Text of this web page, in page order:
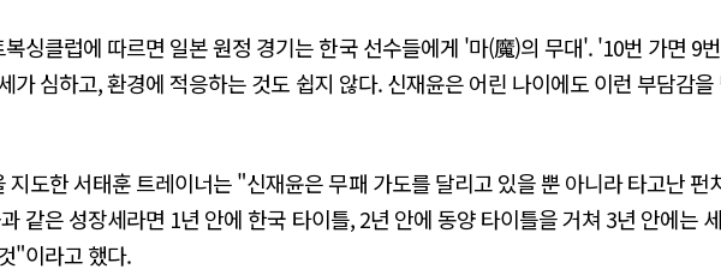
복싱클럽에 따르면 일본 원정 경기는 한국 선수들에게 '마(魔)의 무대'. '10번 가면 9
가 심하고, 환경에 적응하는 것도 쉽지 않다. 신재윤은 어린 나이에도 이런 부담감
지도한 서태훈 트레이너는 "신재윤은 무패 가도를 달리고 있을 뿐 아니라 타고난
같은 성장세라면 1년 안에 한국 타이틀, 2년 안에 동양 타이틀을 거쳐 3년 안에는
"이라고 했다.